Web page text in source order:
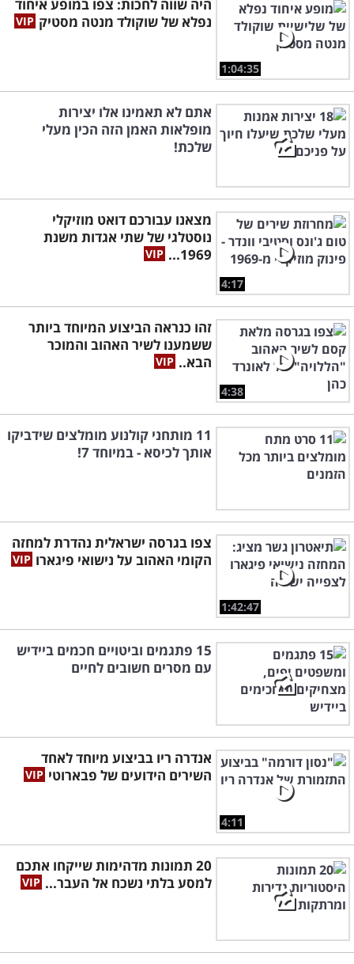
1:04:35
היה שווה לחכות: צפו במופע איחוד
נפלא של שוקולד מנטה מסטיק
אתם לא תאמינו אלו יצירות
מופלאות האמן הזה הכין מעלי
שלכת!
4:17
מצאנו עבורכם דואט מוזיקלי
נוסטלגי של שתי אגדות משנת
1969...
4:38
זהו כנראה הביצוע המיוחד ביותר
ששמענו לשיר האהוב והמוכר
הבא..
11 מותחני קולנוע מומלצים שידביקו
אותך לכיסא - במיוחד 7!
1:42:47
צפו בגרסה ישראלית נהדרת למחזה
הקומי האהוב על נישואי פיגארו
15 פתגמים וביטויים חכמים ביידיש
עם מסרים חשובים לחיים
4:11
אנדרה ריו בביצוע מיוחד לאחד
השירים הידועים של פבארוטי
20 תמונות מדהימות שייקחו אתכם
למסע בלתי נשכח אל העבר...